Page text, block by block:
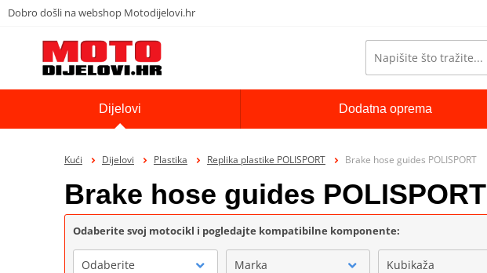
Dobro došli na webshop Motodijelovi.hr
Dijelovi Dodatna oprema
Kući Dijelovi Plastika Replika plastike POLISPORT Brake hose guides POLISPORT
Brake hose guides POLISPORT
Odaberite svoj motocikl i pogledajte kompatibilne komponente:
Odaberite Marka Kubikaža